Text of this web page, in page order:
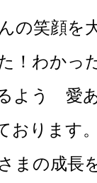
の笑顔を
！わかっ
よう 愛
おります
まの成長